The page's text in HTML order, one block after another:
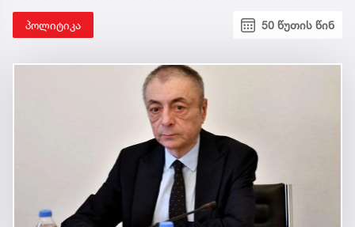
პოლიტიკა 50 წუთის წინ